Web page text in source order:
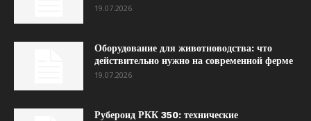
19.07.2026
Оборудование для животноводства: что
действительно нужно на современной ферме
19.07.2026
Рубероид РКК 350: технические